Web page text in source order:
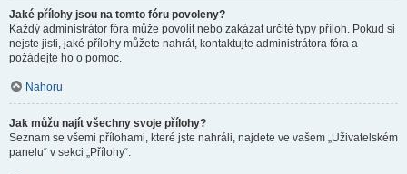
Jaké přílohy jsou na tomto fóru povoleny?
Každý administrátor fóra může povolit nebo zakázat určité typy příloh. Pokud si
nejste jisti, jaké přílohy můžete nahrát, kontaktujte administrátora fóra a
požádejte ho o pomoc.
Nahoru
Jak můžu najít všechny svoje přílohy?
Seznam se všemi přílohami, které jste nahráli, najdete ve vašem „Uživatelském
panelu“ v sekci „Přílohy“.